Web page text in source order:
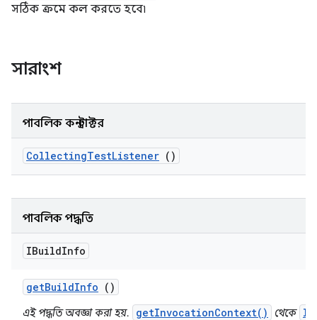
সঠিক ক্রমে কল করতে হবে৷
সারাংশ
পাবলিক কনস্ট্রাক্টর
CollectingTestListener ()
পাবলিক পদ্ধতি
IBuildInfo
getBuildInfo ()
এই পদ্ধতি অবজ্ঞা করা হয়. getInvocationContext() থেকে